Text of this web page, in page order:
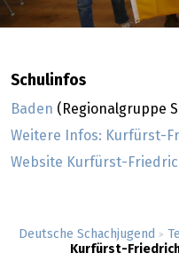
Deutsche Schachjugend >
Kurfürst-
Schulinfos
Baden (Regionalgruppe
Weitere Infos: Kurfürst-
Website Kurfürst-